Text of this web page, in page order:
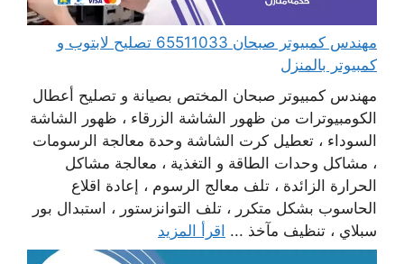
مهندس كمبيوتر صبحان 65511033 تصليح لابتوب و
كمبيوتر بالمنزل
مهندس كمبيوتر صبحان المختص بصيانة و تصليح أعطال
الكومبيوترات من ظهور الشاشة الزرقاء ، ظهور الشاشة
السوداء ، تعطيل كرت الشاشة وحدة معالجة الرسومات
، مشاكل وحدات الطاقة و التغذية ، معالجة مشاكل
الحرارة الزائدة ، تلف معالج الرسوم ، إعادة اقلاع
الحاسوب بشكل متكرر ، تلف التوانزستور ، استبدال بور
سبلاي ، تنظيف مآخذ ... اقرأ المزيد